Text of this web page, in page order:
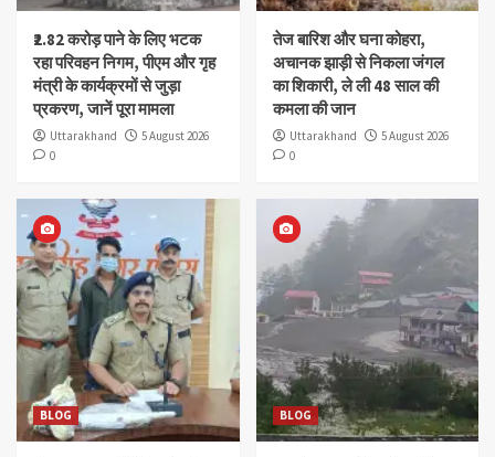
₹2.82 करोड़ पाने के लिए भटक
रहा परिवहन निगम, पीएम और गृह
मंत्री के कार्यक्रमों से जुड़ा
प्रकरण, जानें पूरा मामला
Uttarakhand
5 August 2026
0
तेज बारिश और घना कोहरा,
अचानक झाड़ी से निकला जंगल
का शिकारी, ले ली 48 साल की
कमला की जान
Uttarakhand
5 August 2026
0
BLOG BLOG